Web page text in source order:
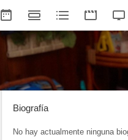
Biografía
No hay actualmente ninguna